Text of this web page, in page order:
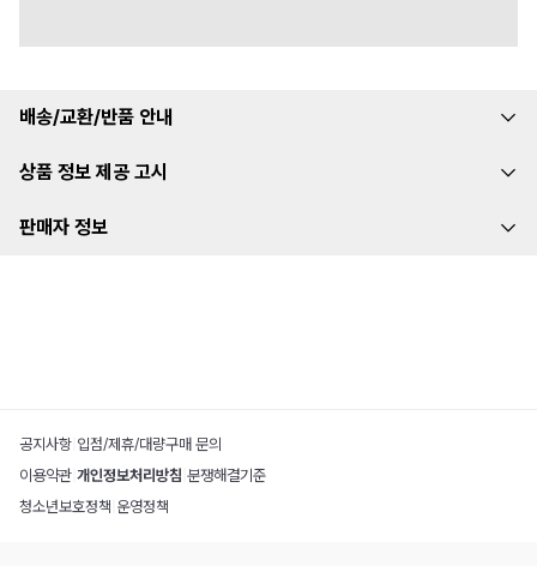
배송/교환/반품 안내
상품 정보 제공 고시
판매자 정보
공지사항 입점/제휴/대량구매 문의
이용약관 개인정보처리방침 분쟁해결기준
청소년보호정책 운영정책